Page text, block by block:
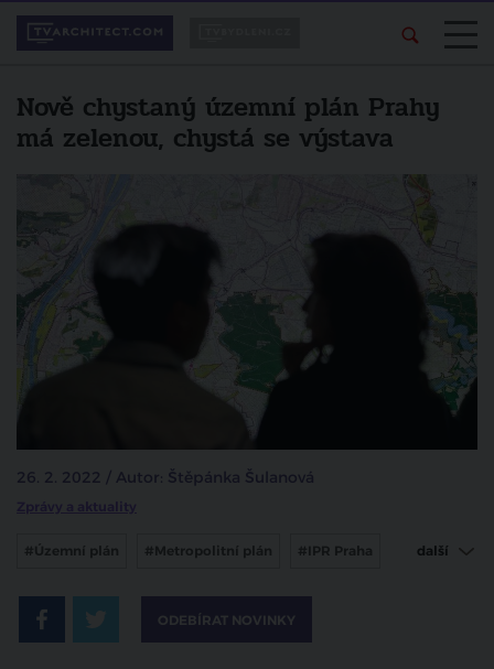
Nově chystaný územní plán Prahy
má zelenou, chystá se výstava
26. 2. 2022 / Autor: Štěpánka Šulanová
Zprávy a aktuality
#Územní plán #Metropolitní plán #IPR Praha další
ODEBÍRAT NOVINKY